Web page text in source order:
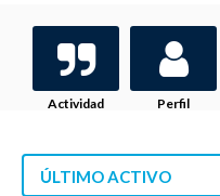
Actividad Perfil
ÚLTIMO ACTIVO